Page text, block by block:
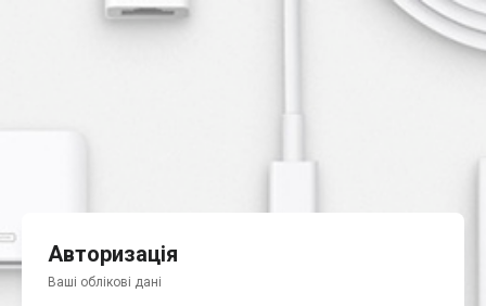
Авторизація
Ваші облікові дані